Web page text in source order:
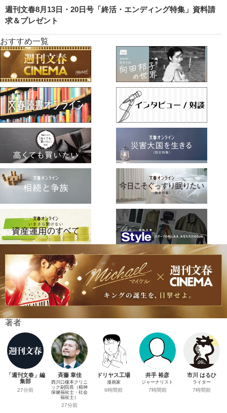
週刊文春8月13日・20日号「終活・エンディング特集」資料請
求＆プレゼント
おすすめ一覧
著者
「週刊文春」編
集部
27分前
斉藤 章佳
西川口榎本クリニ
ック副院長（精神
保健福祉士・社会
福祉士）
27分前
ドリヤス工場
漫画家
6時間前
井手 裕彦
ジャーナリスト
7時間前
市川 はるひ
ライター
7時間前